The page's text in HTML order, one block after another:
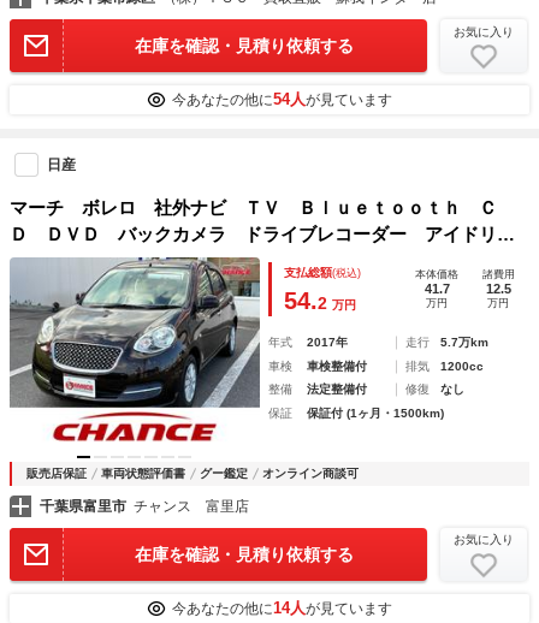
在庫を確認・見積り依頼する
お気に入り
今あなたの他に54人が見ています
日産
マーチ ボレロ 社外ナビ ＴＶ Ｂｌｕｅｔｏｏｔｈ Ｃ
Ｄ ＤＶＤ バックカメラ ドライブレコーダー アイドリン
グストップ スマートキー 横滑り防止装置 電動格納ミラー
支払総額(税込)
54.2 万円
本体価格
41.7
万円
諸費用
12.5
万円
年式 2017年 走行
5.7万km
車検
車検整備付 排気
1200cc
整備
法定整備付 修復
なし
保証
保証付 (1ヶ月・1500km)
販売店保証 車両状態評価書 グー鑑定 オンライン商談可
千葉県富里市 チャンス 富里店
在庫を確認・見積り依頼する
お気に入り
今あなたの他に14人が見ています